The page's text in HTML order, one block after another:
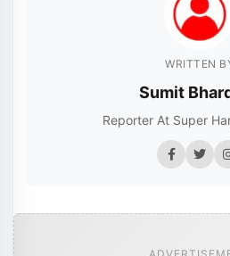
WRITTEN
Sumit
Reporter At Super